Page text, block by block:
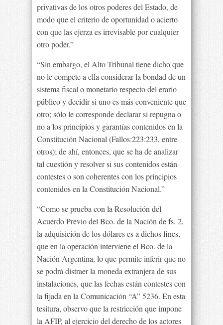
privativas de los otros poderes del Estado, de
modo que el criterio de oportunidad o acierto
con que las ejerza es irrevisable por cualquier
otro poder.”
“Sin embargo, el Alto Tribunal tiene dicho que
no le compete a ella considerar la bondad de un
sistema fiscal o monetario respecto del erario
público y decidir si uno es más conveniente que
otro; sólo le corresponde declarar si repugna o
no a los principios y garantías contenidos en la
Constitución Nacional (Fallos:223:233, entre
otros); de ahí, entonces, que se ha de analizar
tal cuestión y resolver si sus contenidos están
contestes o son coherentes con los principios
contenidos en la Constitución Nacional.”
“Como se prueba con la Resolución del
Acuerdo Previo del Bco. de la Nación de fs. 2,
la adquisición de los dólares es a dichos fines,
que en la operación interviene el Bco. de la
Nación Argentina, lo que permite inferir que no
se podrá distraer la moneda extranjera de sus
instalaciones, que las fechas están contestes con
la fijada en la Comunicación “A” 5236. En esta
tesitura, observo que la restricción que impone
la AFIP, al ejercicio del derecho de los actores